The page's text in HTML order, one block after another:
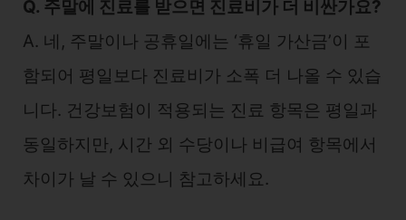
Q. 주말에 진료를 받으면 진료비가 더 비싼가요?
A. 네, 주말이나 공휴일에는 ‘휴일 가산금’이 포
함되어 평일보다 진료비가 소폭 더 나올 수 있습
니다. 건강보험이 적용되는 진료 항목은 평일과
동일하지만, 시간 외 수당이나 비급여 항목에서
차이가 날 수 있으니 참고하세요.